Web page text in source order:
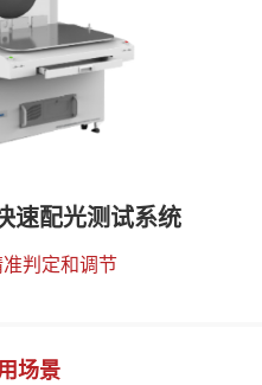
速配光测试系统
判定和调节
场景